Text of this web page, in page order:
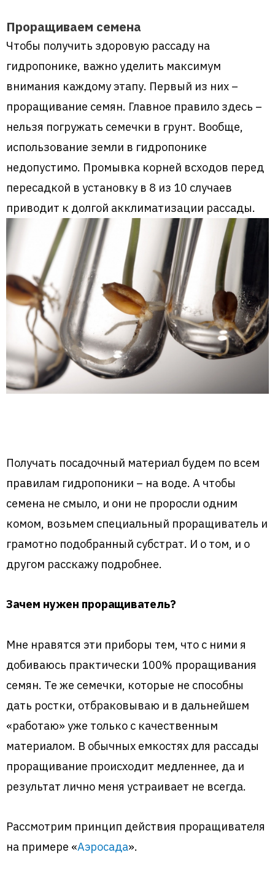
Проращиваем семена
Чтобы получить здоровую рассаду на
гидропонике, важно уделить максимум
внимания каждому этапу. Первый из них –
проращивание семян. Главное правило здесь –
нельзя погружать семечки в грунт. Вообще,
использование земли в гидропонике
недопустимо. Промывка корней всходов перед
пересадкой в установку в 8 из 10 случаев
приводит к долгой акклиматизации рассады.
Получать посадочный материал будем по всем
правилам гидропоники – на воде. А чтобы
семена не смыло, и они не проросли одним
комом, возьмем специальный проращиватель и
грамотно подобранный субстрат. И о том, и о
другом расскажу подробнее.
Зачем нужен проращиватель?
Мне нравятся эти приборы тем, что с ними я
добиваюсь практически 100% проращивания
семян. Те же семечки, которые не способны
дать ростки, отбраковываю и в дальнейшем
«работаю» уже только с качественным
материалом. В обычных емкостях для рассады
проращивание происходит медленнее, да и
результат лично меня устраивает не всегда.
Рассмотрим принцип действия проращивателя
на примере «Аэросада».